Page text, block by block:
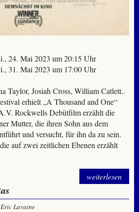
24. Mai 2023 um 20:15 Uhr
31. Mai 2023 um 17:00 Uhr
Taylor, Josiah Cross, William Catlett..
erhielt „A Thousand and One“
Rockwells Debütfilm erzählt die
Mutter, die ihren Sohn aus dem
und versucht, für ihn da zu sein.
auf zwei zeitlichen Ebenen erzählt
weiterlesen
Lavaine